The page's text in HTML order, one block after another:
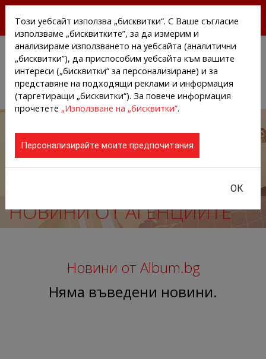
АГЕНЦИИТЕ И КОМПАНИИТЕ
НОВИНИ ОТ АГЕНЦИИТЕ
Новини от Album.bg
Няма въведени новини.
Този уебсайт използва „бисквитки“. С Ваше съгласие
използваме „бисквитките”, за да измерим и
анализираме използването на уебсайта (аналитични
„бисквитки”), да приспособим уебсайта към вашите
интереси („бисквитки“ за персонализиране) и за
представяне на подходящи реклами и информация
(таргетиращи „бисквитки“). За повече информация
прочетете „Използване на „бисквитки”.
Персонализирайте моите предпочитания
ОК